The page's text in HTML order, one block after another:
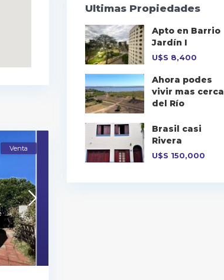
Venta
Ultimas Propiedades
Apto en Barrio
Jardín I
U$S 8,400
Ahora podes
vivir mas cerca
del Río
Brasil casi
Rivera
U$S 150,000